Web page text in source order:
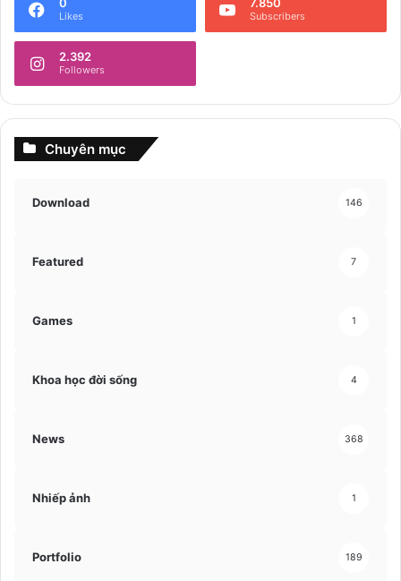
Likes Subscribers
2.392
Followers
Chuyên mục
Download 146
Featured 7
Games 1
Khoa học đời sống 4
News 368
Nhiếp ảnh 1
Portfolio 189